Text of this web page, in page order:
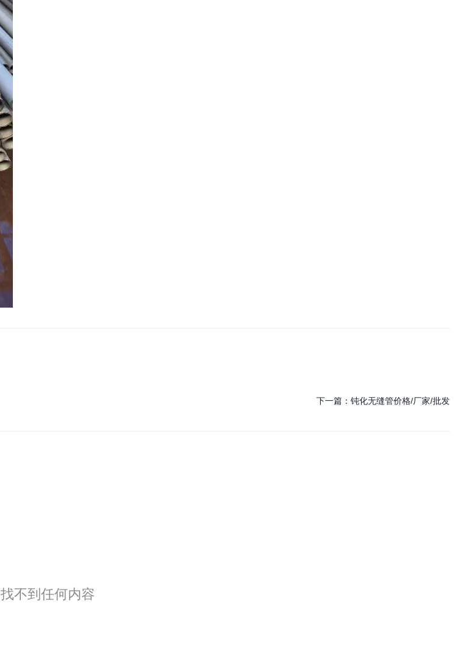
下一篇： 钝化无缝管价格/厂家/批发
找不到任何内容